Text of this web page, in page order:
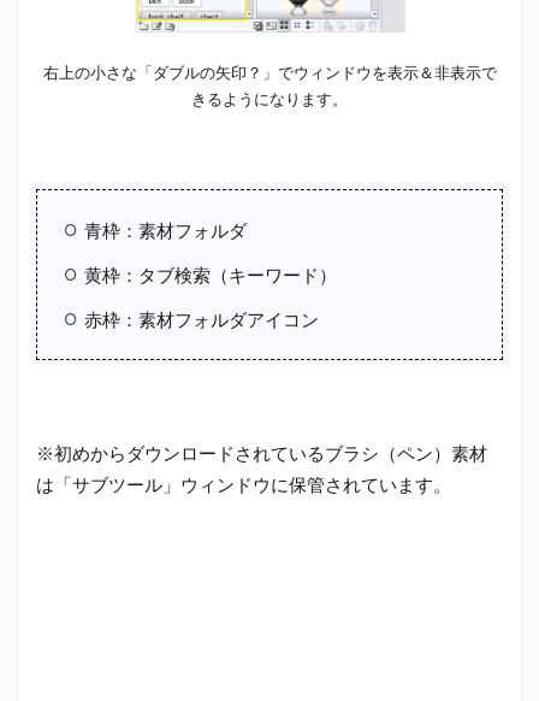
右上の小さな「ダブルの矢印？」でウィンドウを表示＆非表示で
きるようになります。
青枠：素材フォルダ
黄枠：タブ検索（キーワード）
赤枠：素材フォルダアイコン
※初めからダウンロードされているブラシ（ペン）素材
は「サブツール」ウィンドウに保管されています。